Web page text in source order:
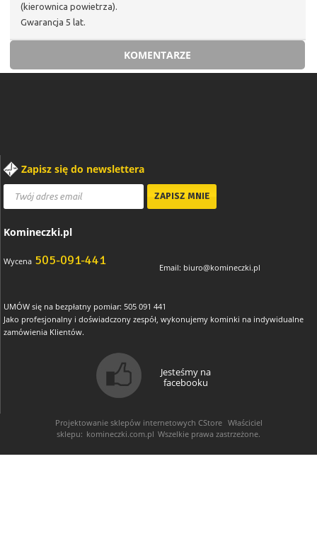
(kierownica powietrza).
Gwarancja 5 lat.
KOMENTARZE
Zapisz się do newslettera
Komineczki.pl
Wycena 505-091-441 Email: biuro@komineczki.pl
UMÓW się na bezpłatny pomiar: 505 091 441
Jako profesjonalny i doświadczony zespół, wykonujemy kominki na indywidualne
zamówienia Klientów.
Jesteśmy na
facebooku
Projektowanie sklepów internetowych CStore Właściciel
sklepu: komineczki.com.pl Wszelkie prawa zastrzeżone.